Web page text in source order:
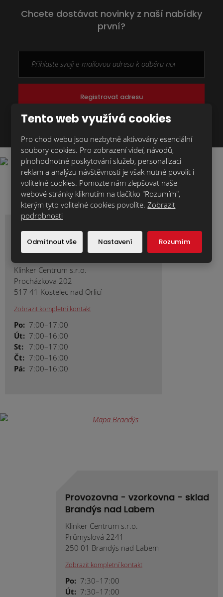
Chcete dostávat novinky z naší nabídky
první?
Registrovat adresu
Souhlasím se zpracováním osobních údajů
se
nepodařilo
odeslat.
Sídlo firmy - vzorkovna - sklad
Kostelec nad Orlicí
Klinker Centrum s.r.o.
Procházkova 202
517 41 Kostelec nad Orlicí
Zobrazit kompletní kontakt
Po: 7:00–17:00
Út: 7:00–16:00
St: 7:00–17:00
Čt: 7:00–16:00
Pá: 7:00–16:00
Provozovna - vzorkovna - sklad
Brandýs nad Labem
Klinker Centrum s.r.o.
Průmyslová 2241
250 01 Brandýs nad Labem
Zobrazit kompletní kontakt
Po: 7:30–17:00
Út: 7:30–17:00
Tento web využívá cookies
Pro chod webu jsou nezbytně aktivovány esenciální
soubory cookies. Pro zobrazení videí, návodů,
plnohodnotné poskytování služeb, personalizaci
reklam a analýzu návštěvnosti je však nutné povolit i
volitelné cookies. Pomozte nám zlepšovat naše
webové stránky kliknutím na tlačítko "Rozumím",
kterým tyto volitelné cookies povolíte. Zobrazit
podrobnosti
Odmítnout vše Nastavení Rozumím